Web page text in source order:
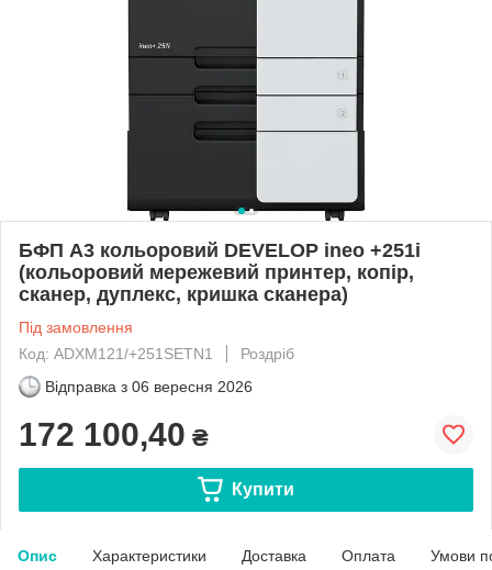
БФП А3 кольоровий DEVELOP ineo +251i
(кольоровий мережевий принтер, копір,
сканер, дуплекс, кришка сканера)
Під замовлення
Код: ADXM121/+251SETN1
Роздріб
Відправка з 06 вересня 2026
172 100,40 ₴
Купити
Опис Характеристики Доставка Оплата Умови